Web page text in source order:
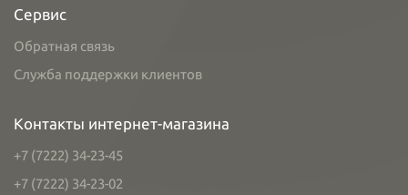
Сервис
Обратная связь
Служба поддержки клиентов
Контакты интернет-магазина
+7 (7222) 34-23-45
+7 (7222) 34-23-02